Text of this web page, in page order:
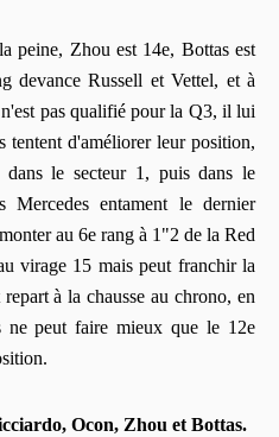
peine, Zhou est 14e, Bottas est
devance Russell et Vettel, et à
pas qualifié pour la Q3, il lui
tentent d'améliorer leur position,
dans le secteur 1, puis dans le
entament le dernier
au 6e rang à 1"2 de la Red
virage 15 mais peut franchir la
à la chausse au chrono, en
ne peut faire mieux que le 12e
Ocon, Zhou et Bottas.